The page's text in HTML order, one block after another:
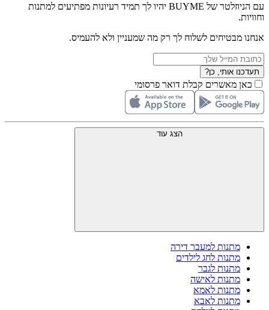
עם הניוזלטר של BUYME יהיו לך תמיד רעיונות מפתיעים למתנות
וחוויות.
אנחנו מבטיחים לשלוח לך רק מה שמעניין ולא להעמיס.
תעדכנו אותי, כן?
כאן מאשרים קבלת דואר פרסומי
הצג עוד
מתנות למעבר דירה
מתנות לחג לילדים
מתנות לגבר
מתנות לאישה
מתנות לאמא
מתנות לאבא